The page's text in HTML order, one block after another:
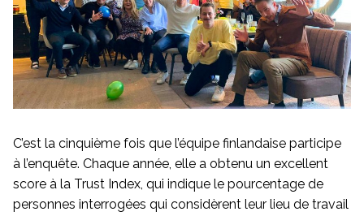
C’est la cinquième fois que l’équipe finlandaise participe
à l’enquête. Chaque année, elle a obtenu un excellent
score à la Trust Index, qui indique le pourcentage de
personnes interrogées qui considèrent leur lieu de travail